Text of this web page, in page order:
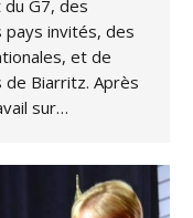
G7, des
pays invités, des
et de
de Biarritz. Après
sur…